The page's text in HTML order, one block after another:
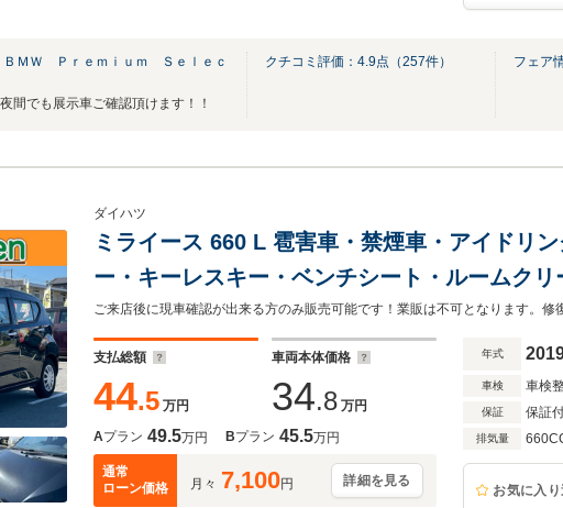
ＭＷ Ｐｒｅｍｉｕｍ Ｓｅｌｅｃ
間でも展示車ご確認頂けます！！
クチコミ評価： 4.9点（257件） フェア
ダイハツ
ミライース 660 L 雹害車・禁煙車・アイドリ
ー・キーレスキー・ベンチシート・ルームクリ
支払総額
44.5 万円
車両本体価格
34.8 万円
Aプラン 49.5万円 Bプラン 45.5万円
通常
ローン価格
月々 7,100円 詳細を見る
年式
車検 車検
保証 保証
排気量
お気に入り